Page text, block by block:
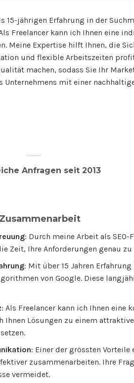
15-jährigen Erfahrung in der
Freelancer kann ich Ihnen eine
Meine Expertise hilft Ihnen, die
und flexible Arbeitszeiten
machen, sodass Sie Ihr
Unternehmens mit einer
Anfragen seit 2013
: Durch meine Arbeit als
Zeit, Ihre Anforderungen genau
: Mit über 15 Jahren
von Google. Diese
: Als Freelancer kann ich Ihnen eine
Ihnen Lösungen zu einem
: Einer der grössten
zusammenarbeiten. Ihre
vermeidet.